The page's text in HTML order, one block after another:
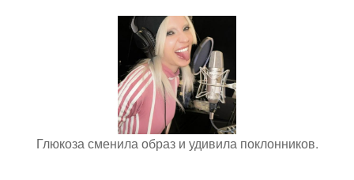
Глюкоза сменила образ и удивила поклонников.